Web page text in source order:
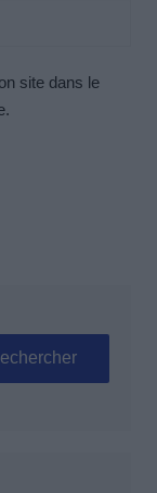
site dans le